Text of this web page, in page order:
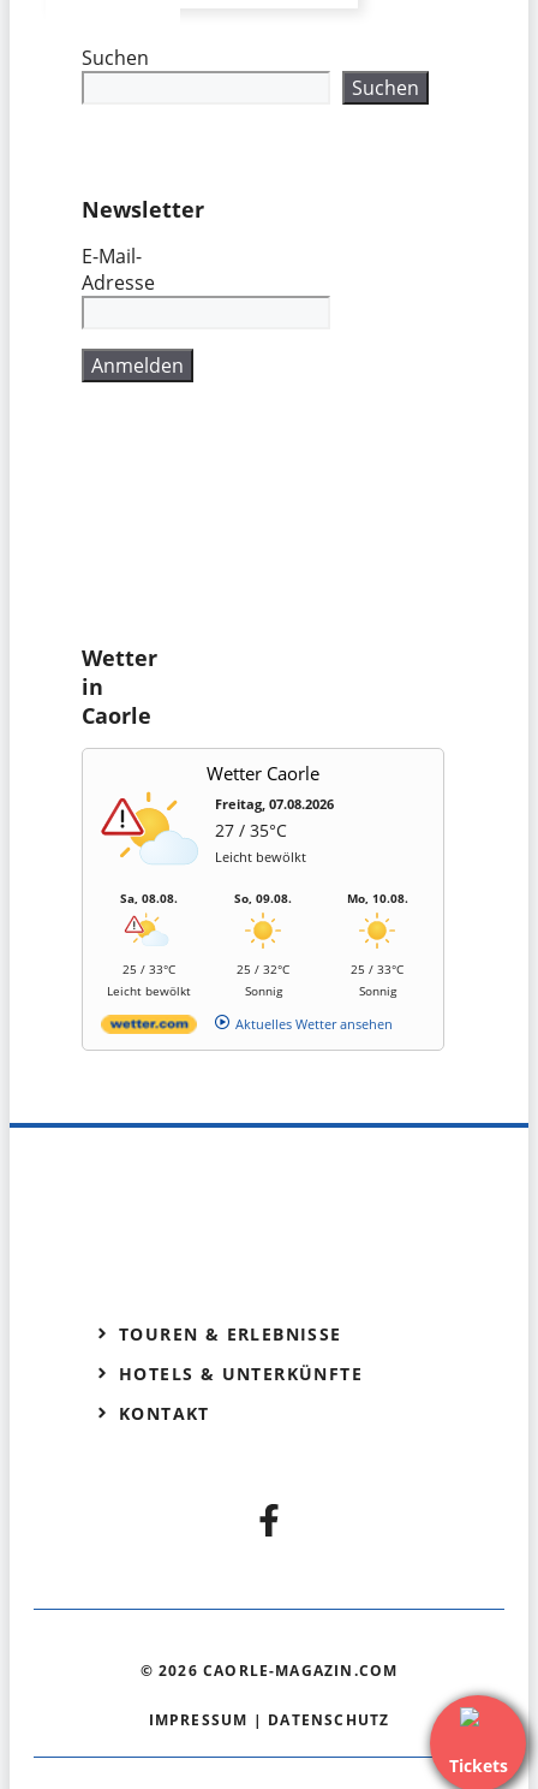
Suchen
Suchen
Newsletter
E-Mail-
Adresse
Wetter
in
Caorle
Wetter Caorle
Freitag, 07.08.2026
27 / 35°C
Leicht bewölkt
Sa, 08.08.
25 / 33°C
Leicht bewölkt
So, 09.08.
25 / 32°C
Sonnig
Mo, 10.08.
25 / 33°C
Sonnig
Aktuelles Wetter ansehen
Tickets
TOUREN & ERLEBNISSE
HOTELS & UNTERKÜNFTE
KONTAKT
© 2026 CAORLE-MAGAZIN.COM
IMPRESSUM | DATENSCHUTZ